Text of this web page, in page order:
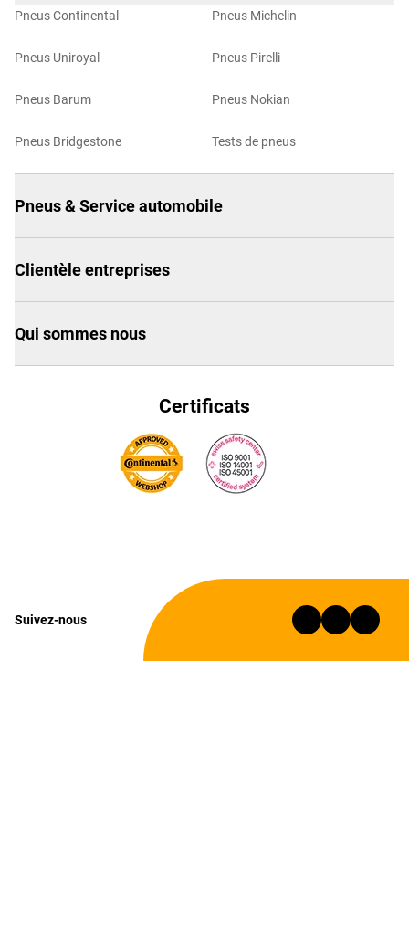
Pneus Continental
Pneus Uniroyal
Pneus Barum
Pneus Bridgestone
Pneus Michelin
Pneus Pirelli
Pneus Nokian
Tests de pneus
Pneus & Service automobile
Clientèle entreprises
Qui sommes nous
Certificats
Suivez-nous